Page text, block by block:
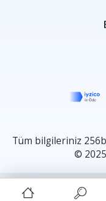
Tüm bilgileriniz
© 2025